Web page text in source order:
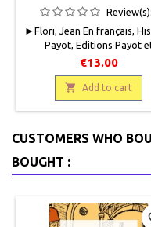
Review(s):
► Flori, Jean En français ,
Payot , Editions Payot
Rivages , 2010 , 14 x 22,5 ,
pages , broché , occasion.
état .9782228905459
€13.00
 Add to cart
CUSTOMERS WHO
BOUGHT :